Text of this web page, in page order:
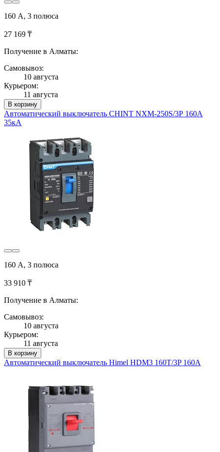
160 А, 3 полюса
27 169 ₸
Получение в Алматы:
Самовывоз:
10 августа
Курьером:
11 августа
В корзину
Автоматический выключатель CHINT NXM-250S/3Р 160A
35кА
160 А, 3 полюса
33 910 ₸
Получение в Алматы:
Самовывоз:
10 августа
Курьером:
11 августа
В корзину
Автоматический выключатель Himel HDM3 160T/3P 160A